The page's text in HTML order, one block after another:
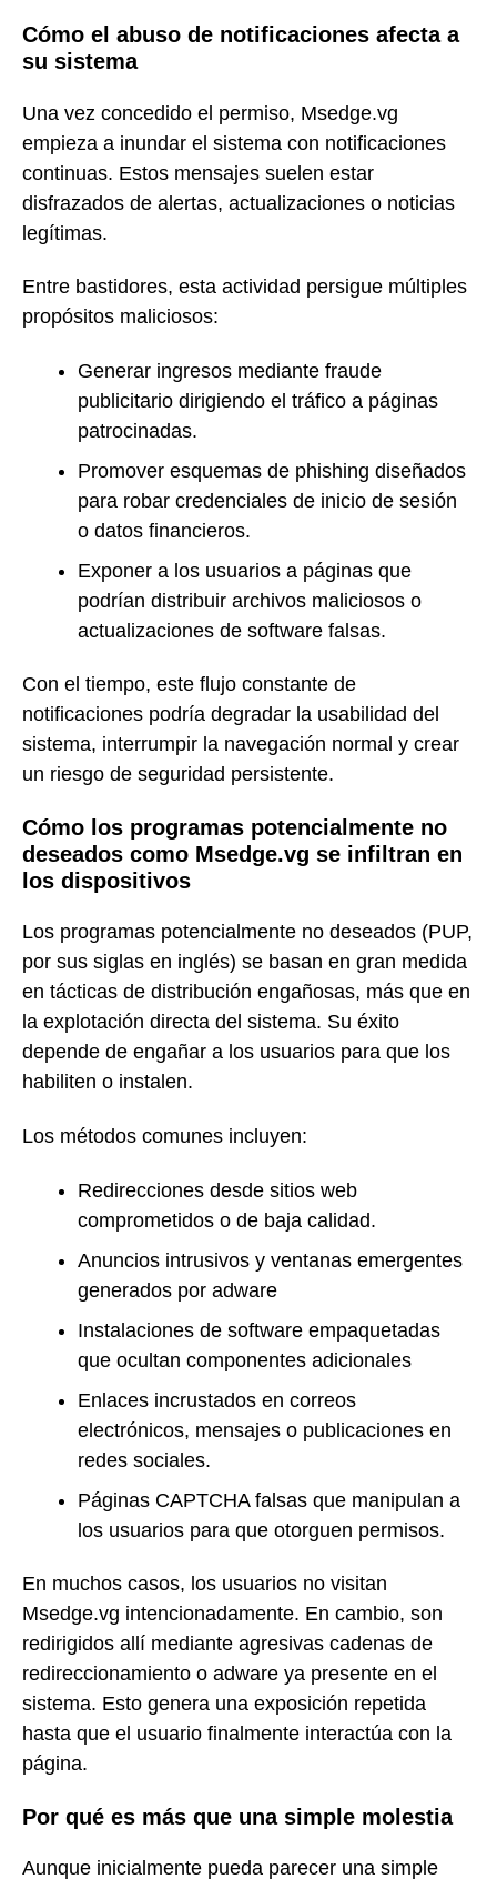
Cómo el abuso de notificaciones afecta a
su sistema
Una vez concedido el permiso, Msedge.vg
empieza a inundar el sistema con notificaciones
continuas. Estos mensajes suelen estar
disfrazados de alertas, actualizaciones o noticias
legítimas.
Entre bastidores, esta actividad persigue múltiples
propósitos maliciosos:
Generar ingresos mediante fraude
publicitario dirigiendo el tráfico a páginas
patrocinadas.
Promover esquemas de phishing diseñados
para robar credenciales de inicio de sesión
o datos financieros.
Exponer a los usuarios a páginas que
podrían distribuir archivos maliciosos o
actualizaciones de software falsas.
Con el tiempo, este flujo constante de
notificaciones podría degradar la usabilidad del
sistema, interrumpir la navegación normal y crear
un riesgo de seguridad persistente.
Cómo los programas potencialmente no
deseados como Msedge.vg se infiltran en
los dispositivos
Los programas potencialmente no deseados (PUP,
por sus siglas en inglés) se basan en gran medida
en tácticas de distribución engañosas, más que en
la explotación directa del sistema. Su éxito
depende de engañar a los usuarios para que los
habiliten o instalen.
Los métodos comunes incluyen:
Redirecciones desde sitios web
comprometidos o de baja calidad.
Anuncios intrusivos y ventanas emergentes
generados por adware
Instalaciones de software empaquetadas
que ocultan componentes adicionales
Enlaces incrustados en correos
electrónicos, mensajes o publicaciones en
redes sociales.
Páginas CAPTCHA falsas que manipulan a
los usuarios para que otorguen permisos.
En muchos casos, los usuarios no visitan
Msedge.vg intencionadamente. En cambio, son
redirigidos allí mediante agresivas cadenas de
redireccionamiento o adware ya presente en el
sistema. Esto genera una exposición repetida
hasta que el usuario finalmente interactúa con la
página.
Por qué es más que una simple molestia
Aunque inicialmente pueda parecer una simple